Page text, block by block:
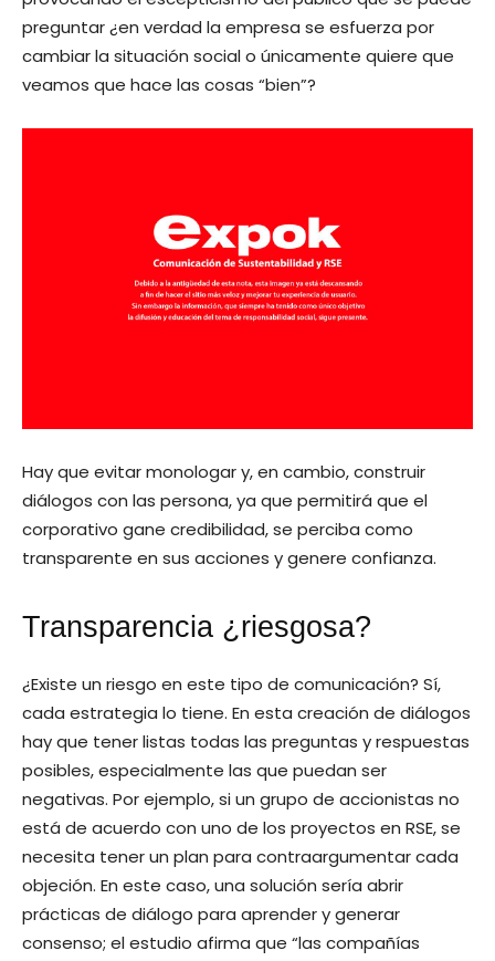
preguntar ¿en verdad la empresa se esfuerza por
cambiar la situación social o únicamente quiere que
veamos que hace las cosas “bien”?
Hay que evitar monologar y, en cambio, construir
diálogos con las persona, ya que permitirá que el
corporativo gane credibilidad, se perciba como
transparente en sus acciones y genere confianza.
Transparencia ¿riesgosa?
¿Existe un riesgo en este tipo de comunicación? Sí,
cada estrategia lo tiene. En esta creación de diálogos
hay que tener listas todas las preguntas y respuestas
posibles, especialmente las que puedan ser
negativas. Por ejemplo, si un grupo de accionistas no
está de acuerdo con uno de los proyectos en RSE, se
necesita tener un plan para contraargumentar cada
objeción. En este caso, una solución sería abrir
prácticas de diálogo para aprender y generar
consenso; el estudio afirma que “las compañías